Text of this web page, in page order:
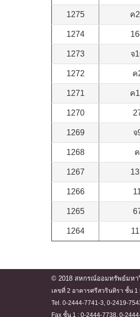
1275 ค
1274
1273 จ
1272 ค
1271 ค
1270
1269 จ
1268
1267
1266
1265
1264
© 2018 สหกรณ์ออมทรัพย์มหา
เลขที่ 2 อาคารศรีสวรินทิรา ชั้น
Tel. 0-2444-7741-3, 0-2419-
Fax ชั้น 1 : 0-2444-7738, 0-